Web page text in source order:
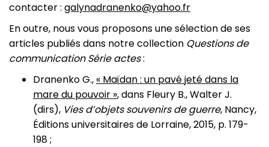
contacter : galynadranenko@yahoo.fr
En outre, nous vous proposons une sélection de ses
articles publiés dans notre collection Questions de
communication Série actes:
Dranenko G., « Maïdan : un pavé jeté dans la
mare du pouvoir », dans Fleury B., Walter J.
(dirs), Vies d’objets souvenirs de guerre, Nancy,
Éditions universitaires de Lorraine, 2015, p. 179-
198 ;